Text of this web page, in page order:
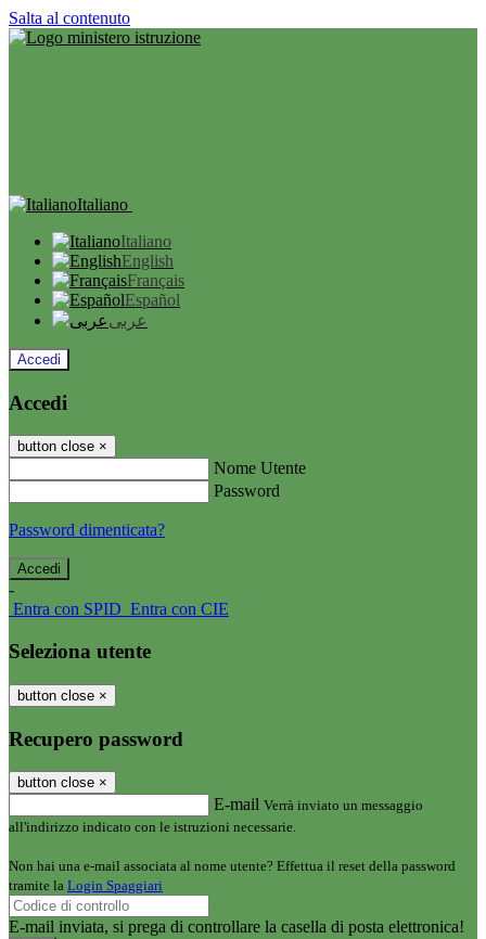
Salta al contenuto
Italiano
Italiano
English
Français
Español
عربى
Accedi
Accedi
button close ×
Nome Utente
Password
Password dimenticata?
-
Entra con SPID Entra con CIE
Seleziona utente
button close ×
Recupero password
button close ×
E-mail Verrà inviato un messaggio
all'indirizzo indicato con le istruzioni necessarie.
Non hai una e-mail associata al nome utente? Effettua il reset della password
tramite la Login Spaggiari
E-mail inviata, si prega di controllare la casella di posta elettronica!